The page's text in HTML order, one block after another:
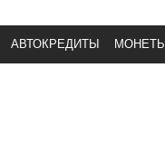
АВТОКРЕДИТЫ МОНЕТЫ